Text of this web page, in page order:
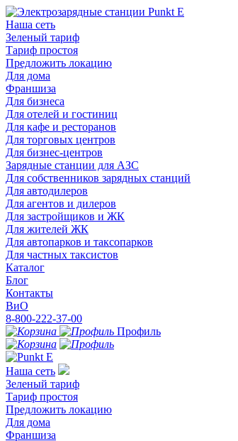
Наша сеть
Зеленый тариф
Тариф простоя
Предложить локацию
Для дома
Франшиза
Для бизнеса
Для отелей и гостиниц
Для кафе и ресторанов
Для торговых центров
Для бизнес-центров
Зарядные станции для АЗС
Для собственников зарядных станций
Для автодилеров
Для агентов и дилеров
Для застройщиков и ЖК
Для жителей ЖК
Для автопарков и таксопарков
Для частных таксистов
Каталог
Блог
Контакты
ВиО
8-800-222-37-00
Профиль
Наша сеть
Зеленый тариф
Тариф простоя
Предложить локацию
Для дома
Франшиза